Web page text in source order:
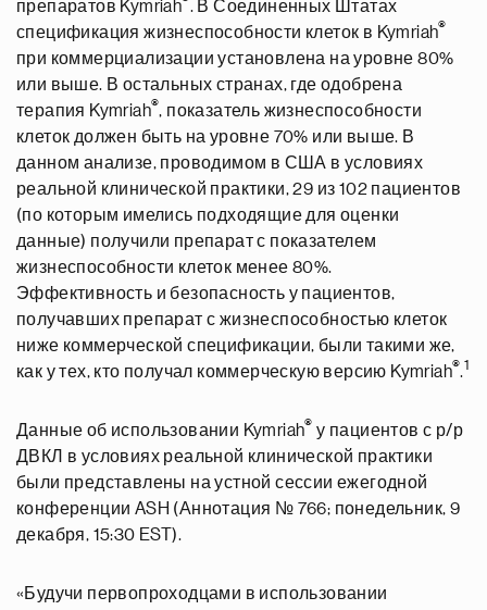
препаратов Kymriah . В Соединенных Штатах
спецификация жизнеспособности клеток в Kymriah®
при коммерциализации установлена на уровне 80%
или выше. В остальных странах, где одобрена
терапия Kymriah®, показатель жизнеспособности
клеток должен быть на уровне 70% или выше. В
данном анализе, проводимом в США в условиях
реальной клинической практики, 29 из 102 пациентов
(по которым имелись подходящие для оценки
данные) получили препарат с показателем
жизнеспособности клеток менее 80%.
Эффективность и безопасность у пациентов,
получавших препарат с жизнеспособностью клеток
ниже коммерческой спецификации, были такими же,
как у тех, кто получал коммерческую версию Kymriah®.1
Данные об использовании Kymriah® у пациентов с р/р
ДВКЛ в условиях реальной клинической практики
были представлены на устной сессии ежегодной
конференции ASH (Аннотация № 766; понедельник, 9
декабря, 15:30 EST).
«Будучи первопроходцами в использовании